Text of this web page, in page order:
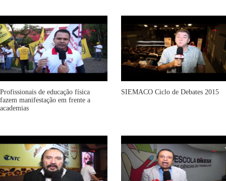
Profissionais de educação física
fazem manifestação em frente a
academias
SIEMACO Ciclo de Debates 2015